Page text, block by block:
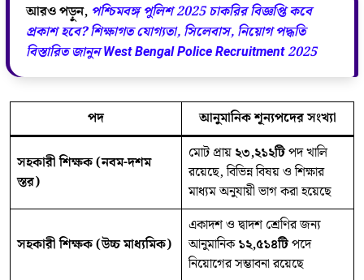
আরও পড়ুন, পশ্চিমবঙ্গ পুলিশ 2025 চাকরির বিজ্ঞপ্তি কবে
প্রকাশ হবে? শিক্ষাগত যোগ্যতা, সিলেবাস, নিয়োগ পদ্ধতি
বিস্তারিত জানুন West Bengal Police Recruitment 2025
পদ আনুমানিক শূন্যপদের সংখ্যা
সহকারী শিক্ষক (নবম-দশম
স্তর)
মোট প্রায় ২৩,২১২টিপদ খালি
রয়েছে, বিভিন্ন বিষয় ও শিক্ষার
মাধ্যম অনুযায়ী ভাগ করা হয়েছে
সহকারী শিক্ষক (উচ্চ মাধ্যমিক)
একাদশ ও দ্বাদশ শ্রেণির জন্য
আনুমানিক১২,৫১৪টিপদে
নিয়োগের সম্ভাবনা রয়েছে